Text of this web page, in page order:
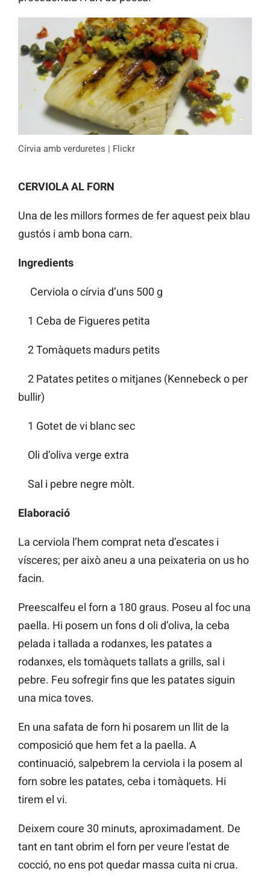
Círvia amb verduretes | Flickr
CERVIOLA AL FORN
Una de les millors formes de fer aquest peix blau
gustós i amb bona carn.
Ingredients
Cerviola o círvia d’uns 500 g
1 Ceba de Figueres petita
2 Tomàquets madurs petits
2 Patates petites o mitjanes (Kennebeck o per
bullir)
1 Gotet de vi blanc sec
Oli d’oliva verge extra
Sal i pebre negre mòlt.
Elaboració
La cerviola l’hem comprat neta d’escates i
vísceres; per això aneu a una peixateria on us ho
facin.
Preescalfeu el forn a 180 graus. Poseu al foc una
paella. Hi posem un fons d oli d’oliva, la ceba
pelada i tallada a rodanxes, les patates a
rodanxes, els tomàquets tallats a grills, sal i
pebre. Feu sofregir fins que les patates siguin
una mica toves.
En una safata de forn hi posarem un llit de la
composició que hem fet a la paella. A
continuació, salpebrem la cerviola i la posem al
forn sobre les patates, ceba i tomàquets. Hi
tirem el vi.
Deixem coure 30 minuts, aproximadament. De
tant en tant obrim el forn per veure l’estat de
cocció, no ens pot quedar massa cuita ni crua.